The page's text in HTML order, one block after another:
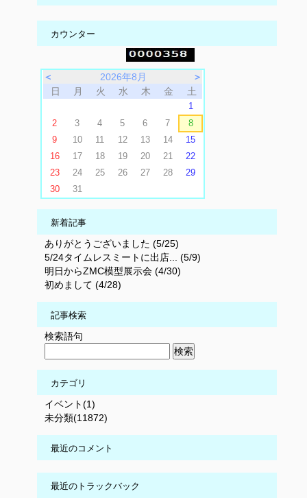
カウンター
＜ 2026年8月
＞
日
月 火 水 木 金 土
1
2
3 4 5 6 7
8
9
10 11 12 13 14
15
16
17 18 19 20 21
22
23
24 25 26 27 28
29
30
31
新着記事
ありがとうございました (5/25)
5/24タイムレスミートに出店... (5/9)
明日からZMC模型展示会 (4/30)
初めまして (4/28)
記事検索
検索語句
カテゴリ
イベント(1)
未分類(11872)
最近のコメント
最近のトラックバック